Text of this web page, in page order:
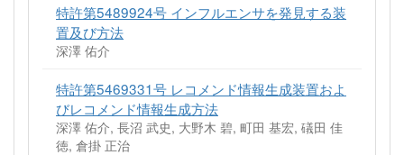
特許第5489924号 インフルエンサを発見する装
置及び方法
深澤 佑介
特許第5469331号 レコメンド情報生成装置およ
びレコメンド情報生成方法
深澤 佑介, 長沼 武史, 大野木 碧, 町田 基宏, 礒田 佳
徳, 倉掛 正治